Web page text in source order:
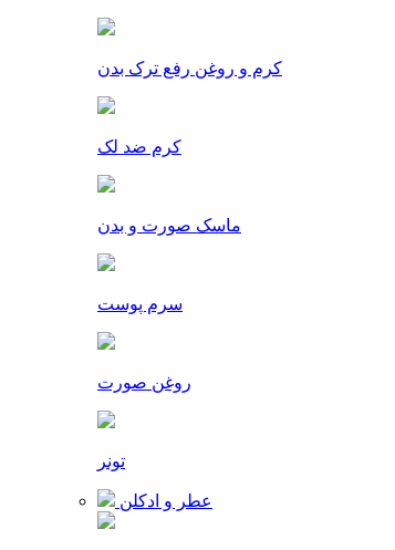
کرم و روغن رفع ترک بدن
کرم ضد لک
ماسک صورت و بدن
سرم پوست
روغن صورت
تونر
عطر و ادکلن